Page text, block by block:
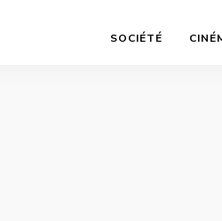
SOCIÉTÉ